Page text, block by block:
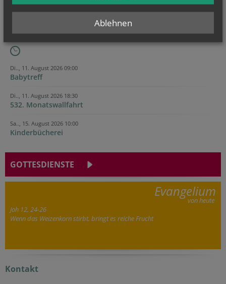
Di.., 11. August 2026 09:00
Babytreff
Di.., 11. August 2026 18:30
532. Monatswallfahrt
Sa.., 15. August 2026 10:00
Kinderbücherei
GOTTESDIENSTE
Evangelium
von heute
Joh 12, 24-26
Wenn das Weizenkorn stirbt, bringt es reiche Frucht
Kontakt
Ablehnen